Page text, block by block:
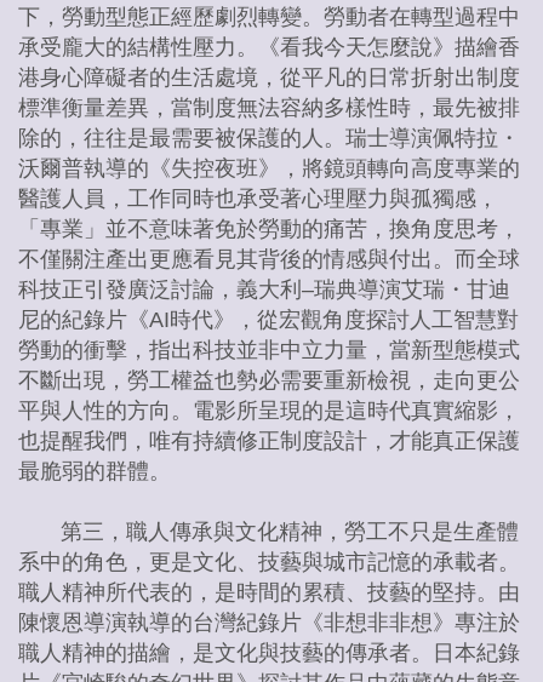
下，勞動型態正經歷劇烈轉變。勞動者在轉型過程中
承受龐大的結構性壓力。《看我今天怎麼說》描繪香
港身心障礙者的生活處境，從平凡的日常折射出制度
標準衡量差異，當制度無法容納多樣性時，最先被排
除的，往往是最需要被保護的人。瑞士導演佩特拉・
沃爾普執導的《失控夜班》，將鏡頭轉向高度專業的
醫護人員，工作同時也承受著心理壓力與孤獨感，
「專業」並不意味著免於勞動的痛苦，換角度思考，
不僅關注產出更應看見其背後的情感與付出。而全球
科技正引發廣泛討論，義大利–瑞典導演艾瑞・甘迪
尼的紀錄片《AI時代》，從宏觀角度探討人工智慧對
勞動的衝擊，指出科技並非中立力量，當新型態模式
不斷出現，勞工權益也勢必需要重新檢視，走向更公
平與人性的方向。電影所呈現的是這時代真實縮影，
也提醒我們，唯有持續修正制度設計，才能真正保護
最脆弱的群體。
第三，職人傳承與文化精神，勞工不只是生產體
系中的角色，更是文化、技藝與城市記憶的承載者。
職人精神所代表的，是時間的累積、技藝的堅持。由
陳懷恩導演執導的台灣紀錄片《非想非非想》專注於
職人精神的描繪，是文化與技藝的傳承者。日本紀錄